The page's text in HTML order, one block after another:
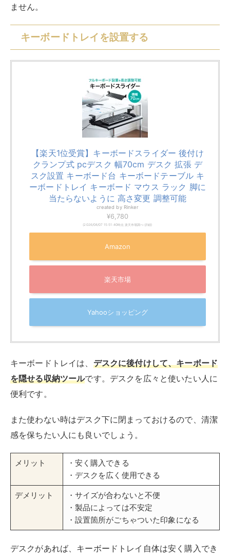
ません。
キーボードトレイを設置する
【楽天1位受賞】キーボードスライダー 後付け
クランプ式 pcデスク 幅70cm デスク 拡張 デ
スク設置 キーボード台 キーボードテーブル キ
ーボードトレイ キーボード マウス ラック 脚に
当たらないように 高さ変更 調整可能
created by Rinker
¥6,780
(2026/08/07 15:51:40時点 楽天市場調べ- 詳細)
Amazon
楽天市場
Yahooショッピング
キーボードトレイは、 デスクに後付けして、キーボード
を隠せる収納ツールです。デスクを広々と使いたい人に
便利です。
また使わない時はデスク下に閉まっておけるので、清潔
感を保ちたい人にも良いでしょう。
メリット
・安く購入できる
・デスクを広く使用できる
デメリット
・サイズが合わないと不便
・製品によっては不安定
・設置箇所がごちゃついた印象になる
デスクがあれば、キーボードトレイ自体は安く購入でき